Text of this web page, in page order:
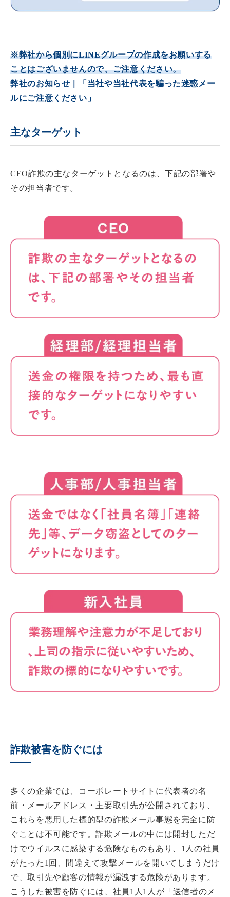
※弊社から個別にLINEグループの作成をお願いする
ことはございませんので、ご注意ください。
弊社のお知らせ｜「当社や当社代表を騙った迷惑メー
ルにご注意ください」
主なターゲット
CEO詐欺の主なターゲットとなるのは、下記の部署や
その担当者です。
詐欺被害を防ぐには
多くの企業では、コーポレートサイトに代表者の名
前・メールアドレス・主要取引先が公開されており、
これらを悪用した標的型の詐欺メール事態を完全に防
ぐことは不可能です。詐欺メールの中には開封しただ
けでウイルスに感染する危険なものもあり、1人の社員
がたった1回、間違えて攻撃メールを開いてしまうだけ
で、取引先や顧客の情報が漏洩する危険があります。
こうした被害を防ぐには、社員1人1人が「送信者のメ